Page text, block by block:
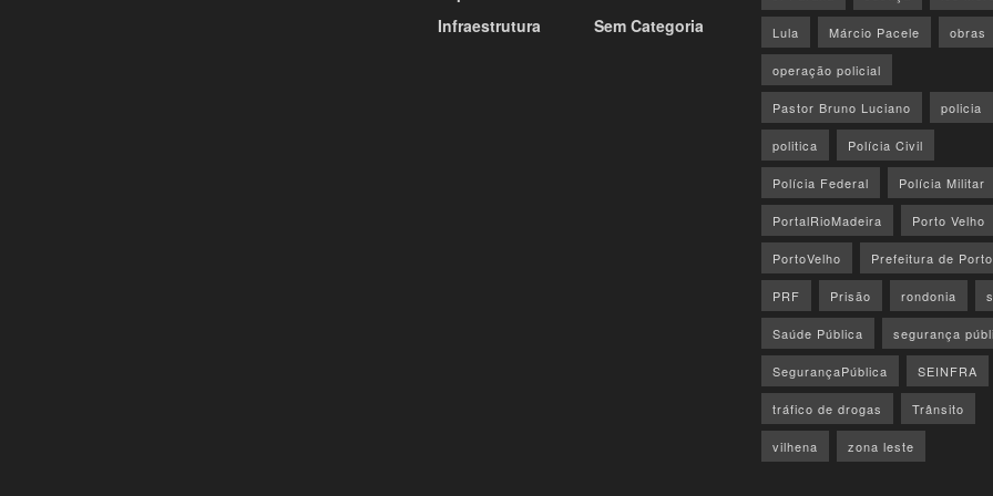
Infraestrutura
Sem Categoria
Lula Márcio Pacele obras
operação policial
Pastor Bruno Luciano policia
politica Polícia Civil
Polícia Federal Polícia Militar
PortalRioMadeira Porto Velho
PortoVelho Prefeitura de
PRF Prisão rondonia
Saúde Pública segurança
SegurançaPública SEINFRA
tráfico de drogas Trânsito
vilhena zona leste